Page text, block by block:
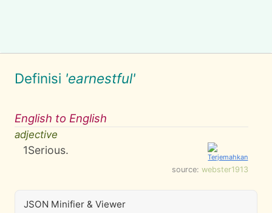
Definisi 'earnestful'
English to English
adjective
1Serious.
source: webster1913
JSON Minifier & Viewer